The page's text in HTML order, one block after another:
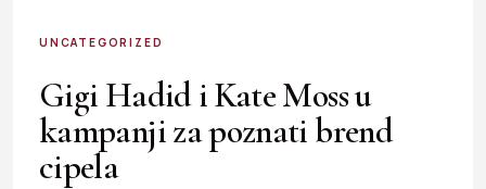
UNCATEGORIZED
Gigi Hadid i Kate Moss u
kampanji za poznati brend
cipela